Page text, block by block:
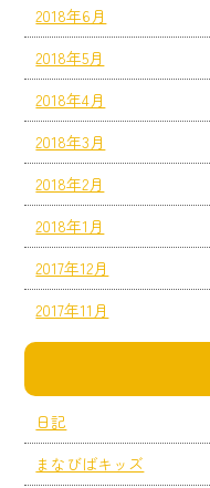
2018年6月
2018年5月
2018年4月
2018年3月
2018年2月
2018年1月
2017年12月
2017年11月
日記
まなびばキッズ